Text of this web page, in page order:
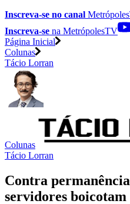
Inscreva-se no canal
Inscreva-se na MetrópolesTV
Página Inicial
Colunas
Tácio Lorran
Colunas
Tácio Lorran
Contra
servidores